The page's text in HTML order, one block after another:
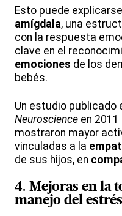
Esto puede
amígdala, una
con la respuesta
clave en el
emociones de los
bebés.
Un estudio publicado
Neuroscience en
mostraron mayor
vinculadas a la
de sus hijos, en
4. Mejoras en la
manejo del estrés